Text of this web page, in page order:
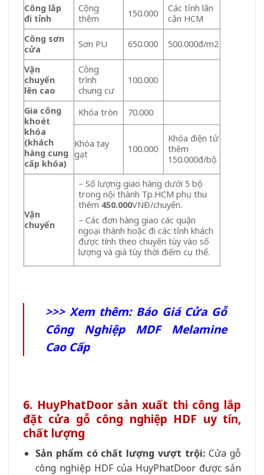
Công lắp
đi tỉnh
Cộng
thêm
150.000
Các tỉnh lân
cận HCM
Công sơn
cửa
Sơn PU 650.000 500.000đ/m2
Vận
chuyển
lên cao
Công
trình
chung cư
100.000
Gia công
khoét
khóa
(khách
hàng cung
cấp khóa)
Khóa tròn 70.000
Khóa tay
gạt
100.000
Khóa điện tử
thêm
150.000đ/bộ
Vận
chuyển
– Số lượng giao hàng dưới 5 bộ
trong nội thành Tp.HCM phụ thu
thêm 450.000VNĐ/chuyến.
– Các đơn hàng giao các quận
ngoại thành hoặc đi các tỉnh khách
được tính theo chuyến tùy vào số
lượng và giá tùy thời điểm cụ thể.
>>> Xem thêm: Báo Giá Cửa Gỗ
Công Nghiệp MDF Melamine
Cao Cấp
6. HuyPhatDoor sản xuất thi công lắp
đặt cửa gỗ công nghiệp HDF uy tín,
chất lượng
Sản phẩm có chất lượng vượt trội: Cửa gỗ
công nghiệp HDF của HuyPhatDoor được sản